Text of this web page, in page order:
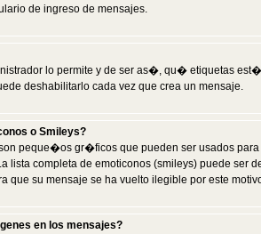
de ingreso de mensajes.
lo permite y de ser as�, qu� etiquetas
deshabilitarlo cada vez que crea un mensaje.
o Smileys?
peque�os gr�ficos que pueden ser usados
lista completa de emoticonos (smileys) puede
que su mensaje se ha vuelto ilegible por este
en los mensajes?